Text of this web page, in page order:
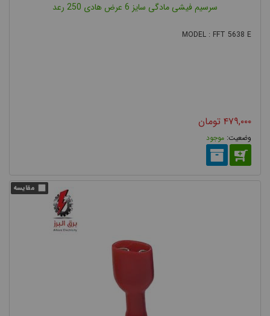
سرسیم فیشی مادگی سایز 6 عرض هادی 250 رعد
MODEL : FFT 5638 E
۴۷۹,۰۰۰ تومان
موجود